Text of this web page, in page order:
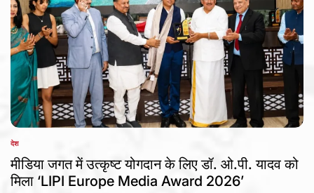
POSTED
IN
देश
मीडिया जगत में उत्कृष्ट योगदान के लिए डॉ. ओ.पी. यादव को
मिला ‘LIPI Europe Media Award 2026’